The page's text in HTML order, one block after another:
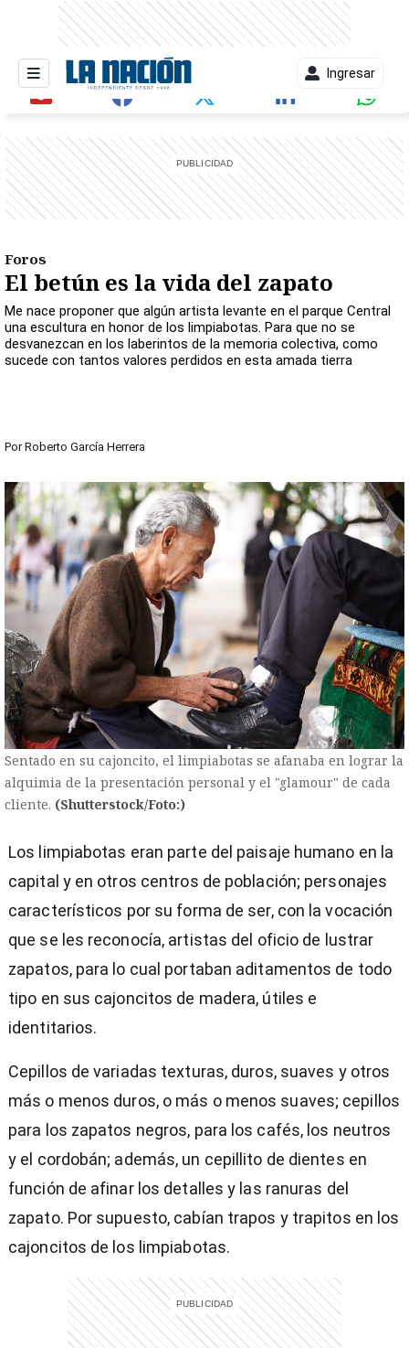
Ingresar
Foros
El betún es la vida del zapato
Me nace proponer que algún artista levante en el parque Central
una escultura en honor de los limpiabotas. Para que no se
desvanezcan en los laberintos de la memoria colectiva, como
sucede con tantos valores perdidos en esta amada tierra
Por Roberto García Herrera
Sentado en su cajoncito, el limpiabotas se afanaba en lograr la
alquimia de la presentación personal y el "glamour" de cada
cliente. (Shutterstock/Foto:)
Los limpiabotas eran parte del paisaje humano en la
capital y en otros centros de población; personajes
característicos por su forma de ser, con la vocación
que se les reconocía, artistas del oficio de lustrar
zapatos, para lo cual portaban aditamentos de todo
tipo en sus cajoncitos de madera, útiles e
identitarios.
Cepillos de variadas texturas, duros, suaves y otros
más o menos duros, o más o menos suaves; cepillos
para los zapatos negros, para los cafés, los neutros
y el cordobán; además, un cepillito de dientes en
función de afinar los detalles y las ranuras del
zapato. Por supuesto, cabían trapos y trapitos en los
cajoncitos de los limpiabotas.